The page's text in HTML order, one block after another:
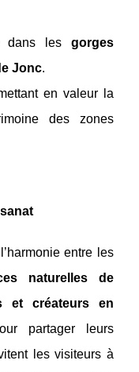
dans les gorges
Jonc.
en valeur la
des zones
entre les
naturelles de
et créateurs en
partager leurs
les visiteurs à